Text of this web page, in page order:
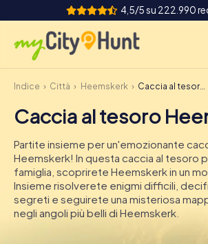
4,5/5 su 222.990
Come funziona
Città
Tour
Team Building
Biglietti
Indice Città Heemskerk Caccia al tesoro Heemskerk
Caccia al tesoro
Partite insieme per un'emozionante
Heemskerk! In questa caccia al tesoro
famiglia, scoprirete Heemskerk in un
Insieme risolverete enigmi difficili,
segreti e seguirete una misteriosa
negli angoli più belli di Heemskerk.